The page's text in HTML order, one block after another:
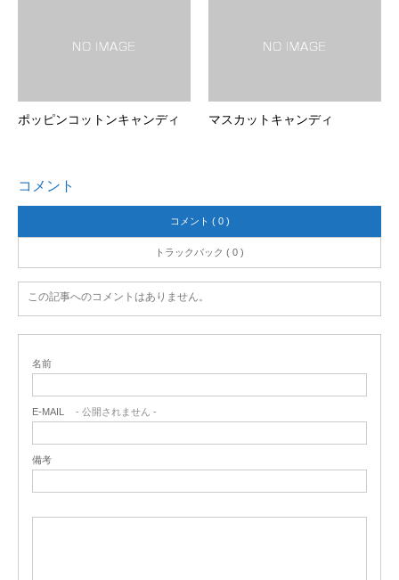
ポッピンコットンキャンディ マスカットキャンディ
コメント
コメント ( 0 )
トラックバック ( 0 )
この記事へのコメントはありません。
名前
E-MAIL - 公開されません -
備考